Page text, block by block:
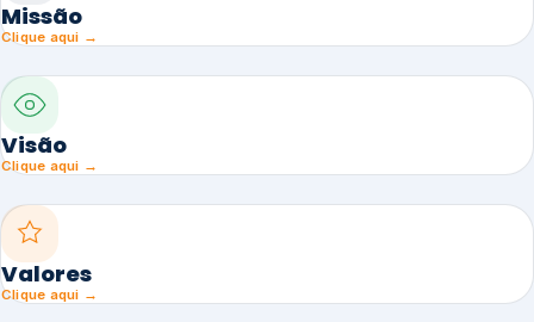
Missão
Clique aqui →
Visão
Clique aqui →
Valores
Clique aqui →